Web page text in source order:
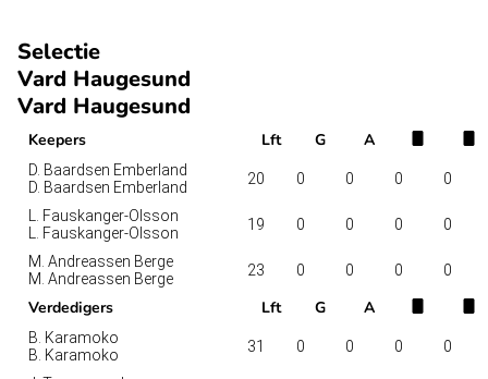
Selectie
Vard Haugesund
Vard Haugesund
Keepers Lft G A
D. Baardsen Emberland
D. Baardsen Emberland
20 0 0 0 0
L. Fauskanger-Olsson
L. Fauskanger-Olsson
19 0 0 0 0
M. Andreassen Berge
M. Andreassen Berge
23 0 0 0 0
Verdedigers Lft G A
B. Karamoko
B. Karamoko
31 0 0 0 0